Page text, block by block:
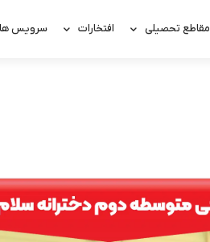
مقاطع تحصیلی افتخارات سرویس ها